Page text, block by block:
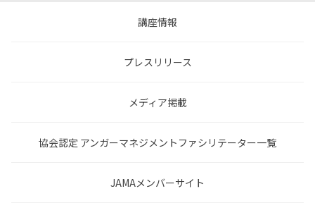
講座情報
プレスリリース
メディア掲載
協会認定 アンガーマネジメントファシリテーター一覧
JAMAメンバーサイト